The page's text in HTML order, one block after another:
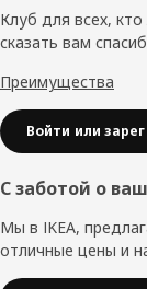
колонтитул
Клуб для всех,
сказать вам
Преимущества
Войти или
С заботой о
Мы в IKEA,
отличные цены и